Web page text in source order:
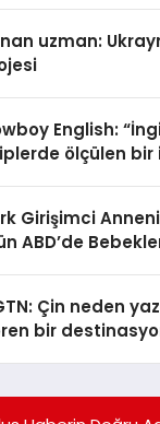
uzman:
English:
ölçülen bir
Girişimci
ABD’de
Çin neden
bir